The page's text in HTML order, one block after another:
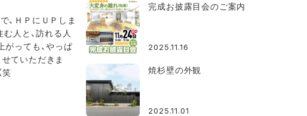
、ＨＰにＵＰしま
人と、訪れる人
がっても、やっぱ
せていただきま
笑
完成お披露目会のご案内
2025.11.16
焼杉壁の外観
2025.11.01